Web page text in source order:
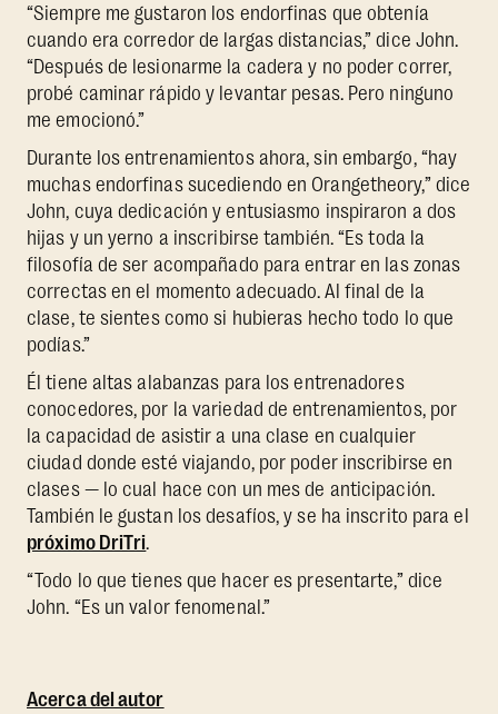
“Siempre me gustaron los endorfinas que obtenía
cuando era corredor de largas distancias,” dice John.
“Después de lesionarme la cadera y no poder correr,
probé caminar rápido y levantar pesas. Pero ninguno
me emocionó.”
Durante los entrenamientos ahora, sin embargo, “hay
muchas endorfinas sucediendo en Orangetheory,” dice
John, cuya dedicación y entusiasmo inspiraron a dos
hijas y un yerno a inscribirse también. “Es toda la
filosofía de ser acompañado para entrar en las zonas
correctas en el momento adecuado. Al final de la
clase, te sientes como si hubieras hecho todo lo que
podías.”
Él tiene altas alabanzas para los entrenadores
conocedores, por la variedad de entrenamientos, por
la capacidad de asistir a una clase en cualquier
ciudad donde esté viajando, por poder inscribirse en
clases — lo cual hace con un mes de anticipación.
También le gustan los desafíos, y se ha inscrito para el
próximo DriTri.
“Todo lo que tienes que hacer es presentarte,” dice
John. “Es un valor fenomenal.”
Acerca del autor